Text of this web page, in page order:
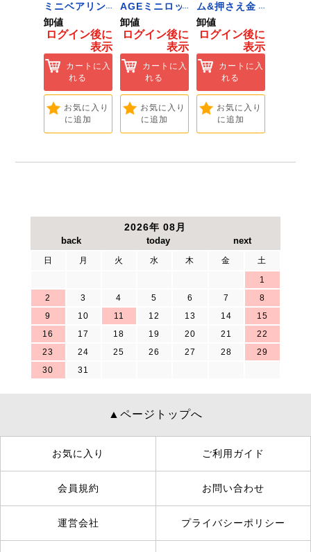
ミニベアリン
グタイプ 310
ミリ 72958
Hardware]
卸値
ログイン後に
表示
カートに入
れる
お気に入り
に追加
AGEミニロッ
ク 360W
[Tools &
Hardware]
卸値
ログイン後に
表示
カートに入
れる
お気に入り
に追加
ム&押さえ金
物 72909
卸値
ログイン後に
表示
カートに入
れる
お気に入り
に追加
2026年 08月
日 月 火 水 木 金
土
1
2
3 4 5 6 7
8
9
10 11 12 13 14
15
16
17 18 19 20 21
22
23
24 25 26 27 28
29
30
31
▲ページトップへ
お気に入り ご利用ガイド
会員規約 お問い合わせ
運営会社 プライバシーポリシー